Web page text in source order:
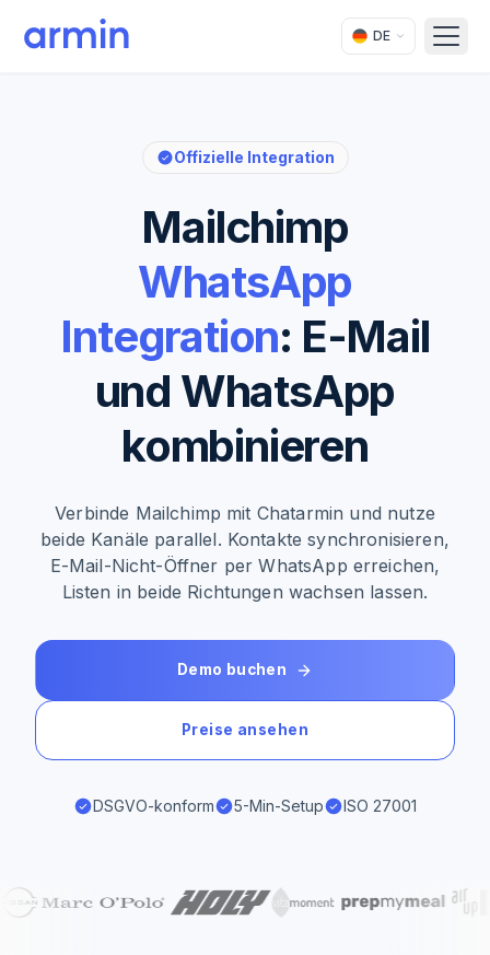
DE
Offizielle Integration
Mailchimp
WhatsApp
Integration: E-Mail
und WhatsApp
kombinieren
Verbinde Mailchimp mit Chatarmin und nutze
beide Kanäle parallel. Kontakte synchronisieren,
E-Mail-Nicht-Öffner per WhatsApp erreichen,
Listen in beide Richtungen wachsen lassen.
Demo buchen
Preise ansehen
DSGVO-konform 5-Min-Setup ISO 27001